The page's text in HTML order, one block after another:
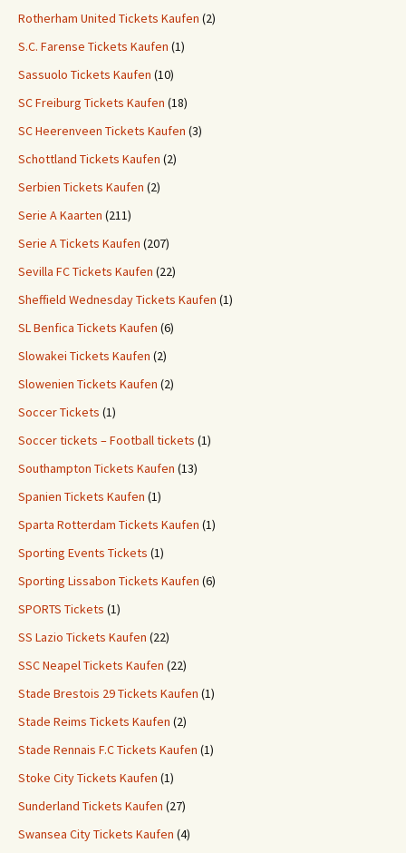
Rotherham United Tickets Kaufen (2)
S.C. Farense Tickets Kaufen (1)
Sassuolo Tickets Kaufen (10)
SC Freiburg Tickets Kaufen (18)
SC Heerenveen Tickets Kaufen (3)
Schottland Tickets Kaufen (2)
Serbien Tickets Kaufen (2)
Serie A Kaarten (211)
Serie A Tickets Kaufen (207)
Sevilla FC Tickets Kaufen (22)
Sheffield Wednesday Tickets Kaufen (1)
SL Benfica Tickets Kaufen (6)
Slowakei Tickets Kaufen (2)
Slowenien Tickets Kaufen (2)
Soccer Tickets (1)
Soccer tickets – Football tickets (1)
Southampton Tickets Kaufen (13)
Spanien Tickets Kaufen (1)
Sparta Rotterdam Tickets Kaufen (1)
Sporting Events Tickets (1)
Sporting Lissabon Tickets Kaufen (6)
SPORTS Tickets (1)
SS Lazio Tickets Kaufen (22)
SSC Neapel Tickets Kaufen (22)
Stade Brestois 29 Tickets Kaufen (1)
Stade Reims Tickets Kaufen (2)
Stade Rennais F.C Tickets Kaufen (1)
Stoke City Tickets Kaufen (1)
Sunderland Tickets Kaufen (27)
Swansea City Tickets Kaufen (4)